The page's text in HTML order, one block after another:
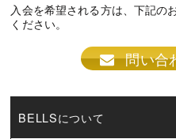
入会を希望される方は、下記の
ください。
問い合
BELLSについて